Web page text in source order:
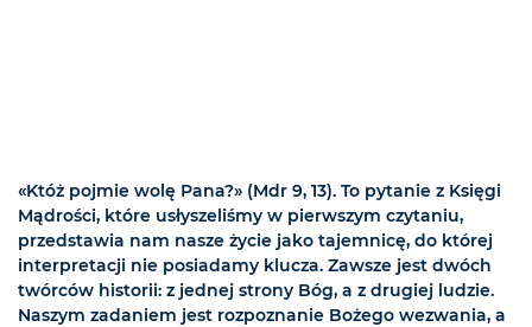
«Któż pojmie wolę Pana?» (Mdr 9, 13). To pytanie z Księgi
Mądrości, które usłyszeliśmy w pierwszym czytaniu,
przedstawia nam nasze życie jako tajemnicę, do której
interpretacji nie posiadamy klucza. Zawsze jest dwóch
twórców historii: z jednej strony Bóg, a z drugiej ludzie.
Naszym zadaniem jest rozpoznanie Bożego wezwania, a